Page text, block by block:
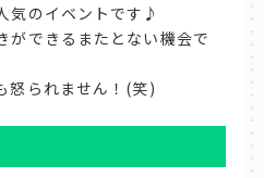
気のイベントです♪
ができるまたとない機会で
怒られません！(笑)